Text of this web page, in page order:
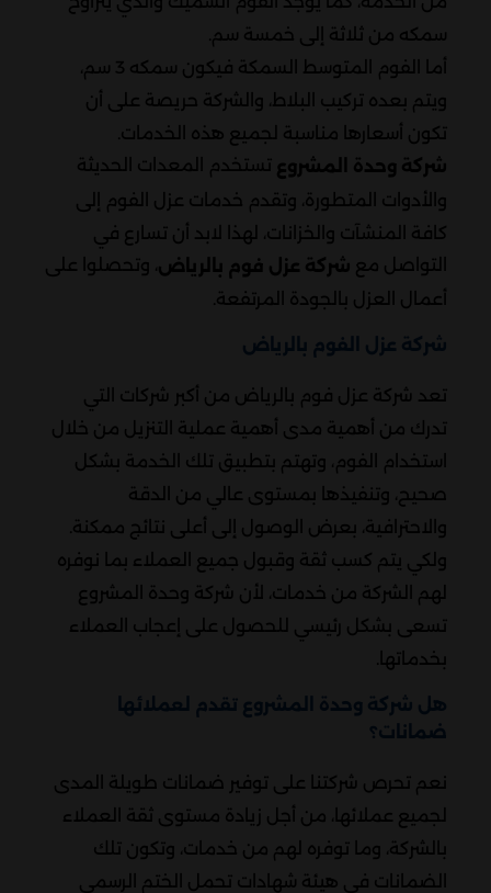
سمكه من ثلاثة إلى خمسة سم.
أما الفوم المتوسط السمكة فيكون سمكه 3 سم،
ويتم بعده تركيب البلاط، والشركة حريصة على أن
تكون أسعارها مناسبة لجميع هذه الخدمات.
شركة وحدة المشروع تستخدم المعدات الحديثة
والأدوات المتطورة، وتقدم خدمات عزل الفوم إلى
كافة المنشآت والخزانات، لهذا لابد أن تسارع في
التواصل مع شركة عزل فوم بالرياض، وتحصلوا على
أعمال العزل بالجودة المرتفعة.
شركة عزل الفوم بالرياض
تعد شركة عزل فوم بالرياض من أكبر شركات التي
تدرك من أهمية مدى أهمية عملية التنزيل من خلال
استخدام الفوم، وتهتم بتطبيق تلك الخدمة بشكل
صحيح، وتنفيذها بمستوى عالي من الدقة
والاحترافية، بعرض الوصول إلى أعلى نتائج ممكنة.
ولكي يتم كسب ثقة وقبول جميع العملاء بما نوفره
لهم الشركة من خدمات، لأن شركة وحدة المشروع
تسعى بشكل رئيسي للحصول على إعجاب العملاء
بخدماتها.
هل شركة وحدة المشروع تقدم لعملائها
ضمانات؟
نعم تحرص شركتنا على توفير ضمانات طويلة المدى
لجميع عملائها، من أجل زيادة مستوى ثقة العملاء
بالشركة، وما توفره لهم من خدمات، وتكون تلك
الضمانات في هيئة شهادات تحمل الختم الرسمي